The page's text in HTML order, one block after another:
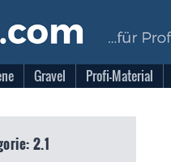
Gravel Profi-Material
2.1